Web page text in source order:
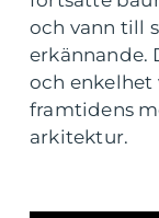
och vann till
erkännande.
och enkelhet
framtidens
arkitektur.